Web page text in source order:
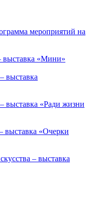
мероприятий на
выставка «Мини»
выставка
выставка «Ради жизни
выставка «Очерки
– выставка